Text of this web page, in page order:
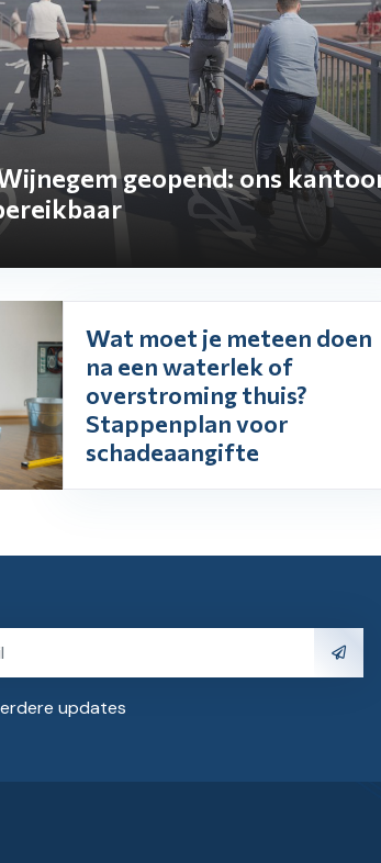
geopend: ons
Wat moet je meteen doen
na een waterlek of
overstroming thuis?
Stappenplan voor
schadeaangifte
updates